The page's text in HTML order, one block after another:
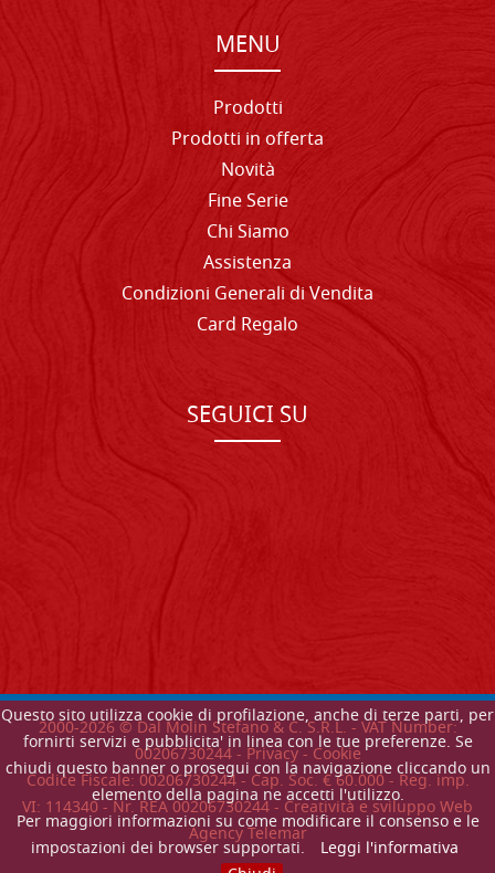
Questo sito utilizza cookie di profilazione, anche di terze parti, per
fornirti servizi e pubblicita' in linea con le tue preferenze. Se
chiudi questo banner o prosegui con la navigazione cliccando un
elemento della pagina ne accetti l'utilizzo.
Per maggiori informazioni su come modificare il consenso e le
impostazioni dei browser supportati.
Leggi l'informativa
MENU
Prodotti
Prodotti in offerta
Novità
Fine Serie
Chi Siamo
Assistenza
Condizioni Generali di Vendita
Card Regalo
SEGUICI SU
2000-2026© Dal Molin Stefano & C. S.R.L. - VAT Number:
00206730244 - Privacy-Cookie
Codice Fiscale: 00206730244 - Cap. Soc. € 60.000 - Reg. imp.
VI: 114340 - Nr. REA 00206730244 - Creatività e sviluppo Web
Agency Telemar